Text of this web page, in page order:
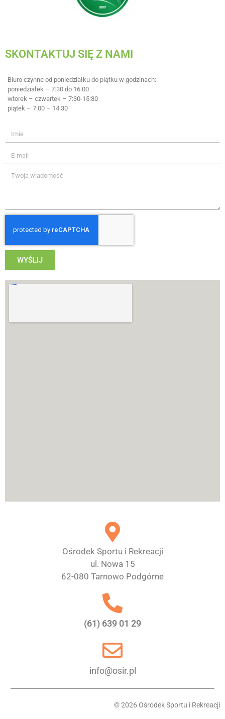
SKONTAKTUJ SIĘ Z NAMI
Biuro czynne od poniedziałku do piątku w godzinach:
poniedziałek – 7:30 do 16:00
wtorek – czwartek – 7:30-15:30
piątek – 7:00 – 14:30
WYŚLIJ
Ośrodek Sportu i Rekreacji
ul. Nowa 15
62-080 Tarnowo Podgórne
(61) 639 01 29
info@osir.pl
© 2026 Ośrodek Sportu i Rekreacji